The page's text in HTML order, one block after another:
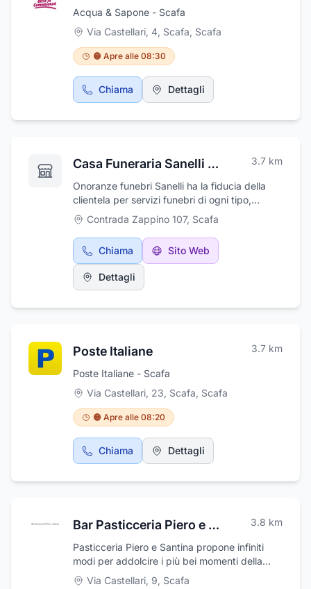
Acqua & Sapone - Scafa
Via Castellari, 4, Scafa, Scafa
🟠 Apre alle 08:30
Chiama Dettagli
Casa Funeraria Sanelli Salvatore 3.7 km
Onoranze funebri Sanelli ha la fiducia della
clientela per servizi funebri di ogni tipo,
disbrigo pratiche amministrative, trasporti
funebri nazionali e internazionali, vestizioni,
servizi per la cremazione, reperibilità diurna e
notturna. L'azienda si occupa, inoltre, della
posa in opera di marmi, graniti e bronzi per
monumenti cimiteriali e lastre. Fornisce,
lampade, porta fiori, fotoceramiche e
anche la fornitura di cassettine in lamiera
assimilabili risultanti da esumazione e di sopra
casse in zinco. Offriamo un personale
altamente qualificato.
Contrada Zappino 107, Scafa
Chiama Sito Web
Dettagli
Poste Italiane 3.7 km
Poste Italiane - Scafa
Via Castellari, 23, Scafa, Scafa
🟠 Apre alle 08:20
Chiama Dettagli
Bar Pasticceria Piero e Santina 3.8 km
Pasticceria Piero e Santina propone infiniti
modi per addolcire i più bei momenti della
vostra vita. Idee originali e sfiziose novità per
Via Castellari, 9, Scafa